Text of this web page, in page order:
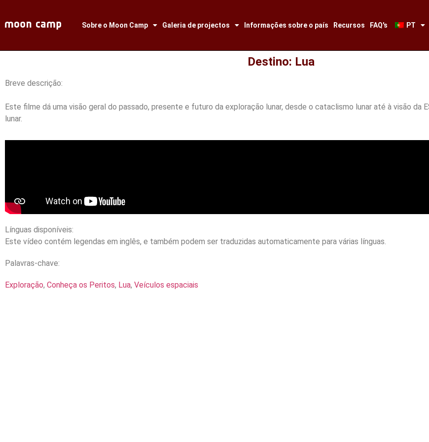
Sobre o Moon Camp Galeria de projectos Informações sobre o país Recursos FAQ's PT
Destino: Lua
Breve descrição:
Este filme dá uma visão geral do passado, presente e futuro da exploração lunar, desde o cataclismo lunar até à visão da
lunar.
Línguas disponíveis:
Este vídeo contém legendas em inglês, e também podem ser traduzidas automaticamente para várias línguas.
Palavras-chave:
Exploração, Conheça os Peritos, Lua, Veículos espaciais